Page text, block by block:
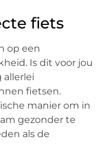
fiets
op een
Is dit voor jou
allerlei
fietsen.
manier om in
gezonder te
als de